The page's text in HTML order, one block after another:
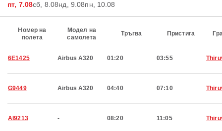
пт, 7.08сб, 8.08нд, 9.08пн, 10.08
Номер на
полета
Модел на
самолета
Тръгва Пристига
6E1425 Airbus A320 01:20 03:55
G9449 Airbus A320 04:40 07:10
AI9213 - 08:20 11:05